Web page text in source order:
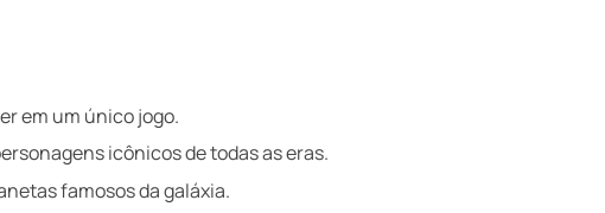
em um único jogo.
icônicos de todas as eras.
famosos da galáxia.